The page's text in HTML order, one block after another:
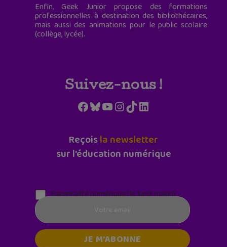
Enfin, Geek Junior propose des formations
professionnelles à destination des bibliothécaires,
mais aussi des animations pour le public scolaire
(collège, lycée).
Suivez-nous !
Facebook
Bluesky
YouTube
Instagram
TikTokLinkedIn
Reçoisla newsletter
sur l'éducation numérique
Parentalité numérique (le lundi matin)